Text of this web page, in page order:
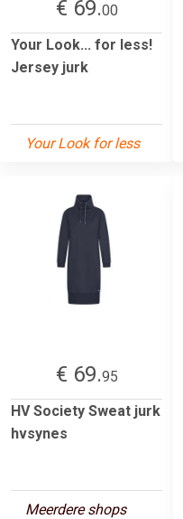
€ 69.00
Your Look... for less!
Jersey jurk
Your Look for less
€ 69.95
HV Society Sweat jurk
hvsynes
Meerdere shops